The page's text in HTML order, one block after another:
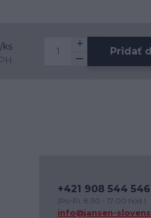
/ks
Pridať
+421 908 544 546
(Po-Pi, 8:30 - 17:00 hod.)
info@jansen-